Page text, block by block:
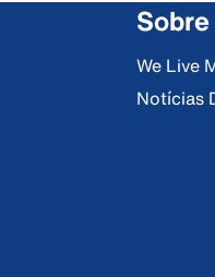
We Live
Notícias